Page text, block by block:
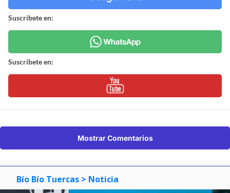
Suscríbete en:
Suscríbete en:
Mostrar Comentarios
Bío Bío Tuercas > Noticia